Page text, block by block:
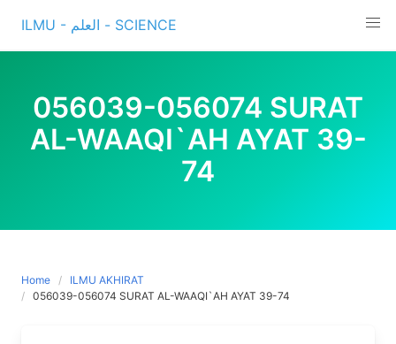
content
ILMU - العلم - SCIENCE
056039-056074 SURAT
AL-WAAQI`AH AYAT 39-
74
Home
ILMU AKHIRAT
056039-056074 SURAT AL-WAAQI`AH AYAT 39-74